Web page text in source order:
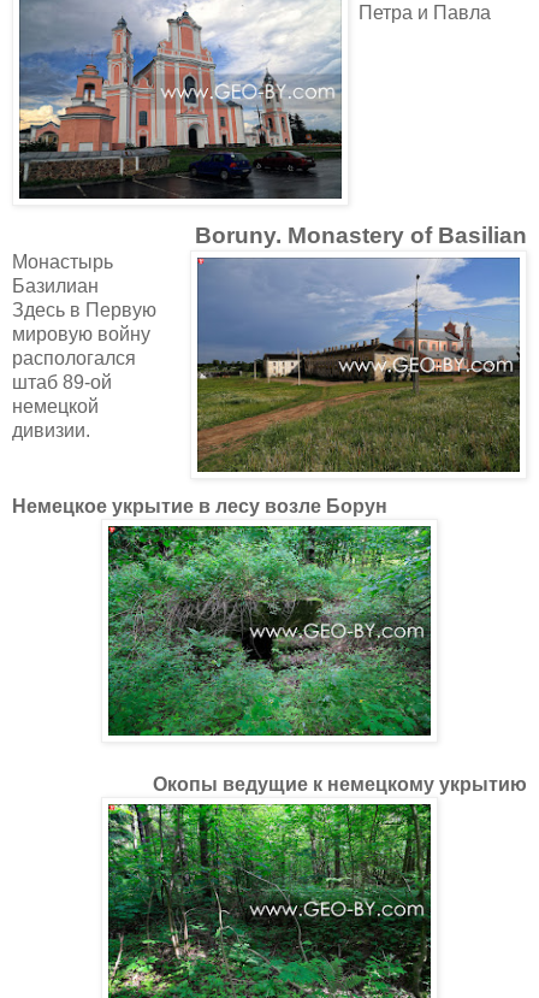
Петра и Павла
Boruny. Monastery of Basilian
Монастырь
Базилиан
Здесь в Первую
мировую войну
распологался
штаб 89-ой
немецкой
дивизии.
Немецкое укрытие в лесу возле Борун
Окопы ведущие к немецкому укрытию